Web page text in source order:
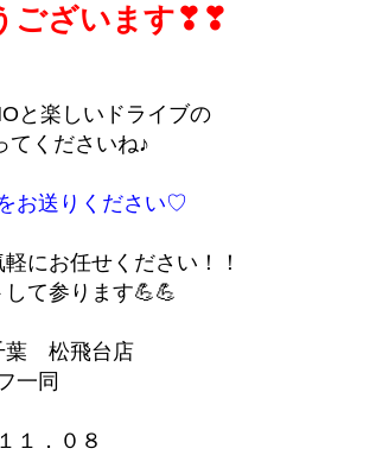
ございます❣❣
と楽しいドライブの
てくださいね♪
お送りください♡
にお任せください！！
て参ります💪💪
葉 松飛台店
一同
１．０８